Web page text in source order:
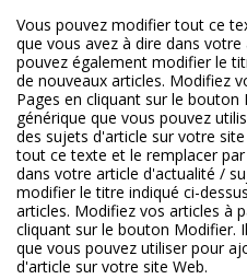
Vous pouvez modifier tout ce
que vous avez à dire dans
pouvez également modifier le
de nouveaux articles. Modifiez
Pages en cliquant sur le
générique que vous pouvez
des sujets d'article sur votre
tout ce texte et le remplacer
dans votre article d'actualité /
modifier le titre indiqué ci-
articles. Modifiez vos articles à
cliquant sur le bouton Modifier.
que vous pouvez utiliser pour
d'article sur votre site Web.